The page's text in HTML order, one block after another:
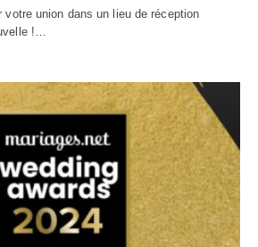
votre union dans un lieu de réception
!…